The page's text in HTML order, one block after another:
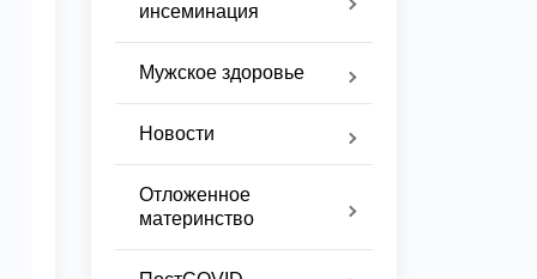
инсеминация
Мужское здоровье
Новости
Отложенное
материнство